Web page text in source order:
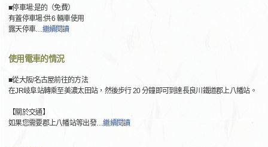
■停車場:是的（免費）
有蓋停車場:供 6 輛車使用
露天停車…繼續閱讀
使用電車的情況
■從大阪/名古屋前往的方法
在JR岐阜站轉乘至美濃太田站，然後步行 20 分鐘即可到達長良川鐵道郡上八幡站。
【關於交通】
如果您需要郡上八幡站等出發…繼續閱讀